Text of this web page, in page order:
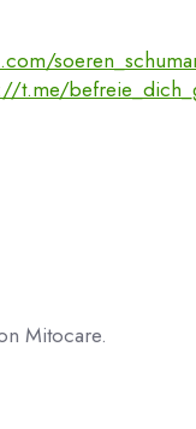
t.me/
Mitocare.